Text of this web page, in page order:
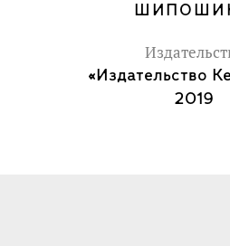
«Издательство
2019